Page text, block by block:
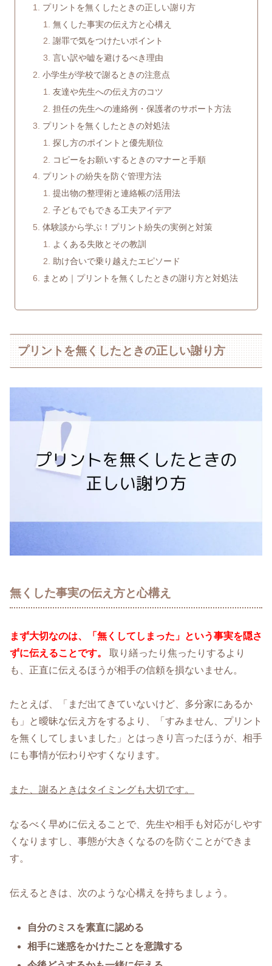
プリントを無くしたときの正しい謝り方
無くした事実の伝え方と心構え
謝罪で気をつけたいポイント
言い訳や嘘を避けるべき理由
小学生が学校で謝るときの注意点
友達や先生への伝え方のコツ
担任の先生への連絡例・保護者のサポート方法
プリントを無くしたときの対処法
探し方のポイントと優先順位
コピーをお願いするときのマナーと手順
プリントの紛失を防ぐ管理方法
提出物の整理術と連絡帳の活用法
子どもでもできる工夫アイデア
体験談から学ぶ！プリント紛失の実例と対策
よくある失敗とその教訓
助け合いで乗り越えたエピソード
まとめ｜プリントを無くしたときの謝り方と対処法
プリントを無くしたときの正しい謝り方
無くした事実の伝え方と心構え
まず大切なのは、「無くしてしまった」という事実を隠さ
ずに伝えることです。
取り繕ったり焦ったりするより
も、正直に伝えるほうが相手の信頼を損ないません。
たとえば、「まだ出てきていないけど、多分家にあるか
も」と曖昧な伝え方をするより、「すみません、プリント
を無くしてしまいました」とはっきり言ったほうが、相手
にも事情が伝わりやすくなります。
また、謝るときはタイミングも大切です。
なるべく早めに伝えることで、先生や相手も対応がしやす
くなりますし、事態が大きくなるのを防ぐことができま
す。
伝えるときは、次のような心構えを持ちましょう。
自分のミスを素直に認める
相手に迷惑をかけたことを意識する